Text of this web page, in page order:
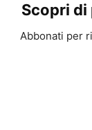
Scopri
Abbonati per